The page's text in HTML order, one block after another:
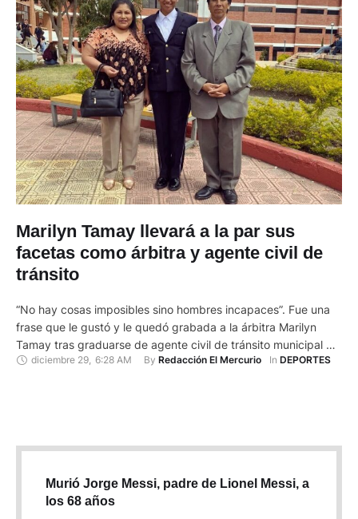
Marilyn Tamay llevará a la par sus
facetas como árbitra y agente civil de
tránsito
“No hay cosas imposibles sino hombres incapaces”. Fue una
frase que le gustó y le quedó grabada a la árbitra Marilyn
Tamay tras graduarse de agente civil de tránsito municipal del
cantón Azogues. Fue parte de la primera promoción que
diciembre 29 6:28 AM By Redacción El Mercurio In DEPORTES
Murió Jorge Messi, padre de Lionel Messi, a
los 68 años